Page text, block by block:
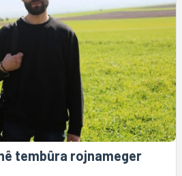
tembûra rojnameger